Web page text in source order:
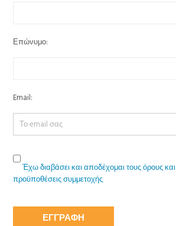
Επώνυμο:
Email:
Έχω διαβάσει και αποδέχομαι τους όρους και
προϋποθέσεις συμμετοχής